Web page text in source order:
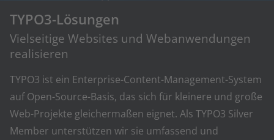
TYPO3-Lösungen
Vielseitige Websites und Webanwendungen
realisieren
TYPO3 ist ein Enterprise-Content-Management-System
auf Open-Source-Basis, das sich für kleinere und große
Web-Projekte gleichermaßen eignet. Als TYPO3 Silver
Member unterstützen wir sie umfassend und